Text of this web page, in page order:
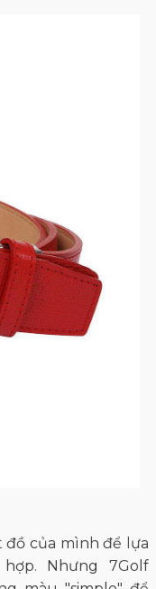
của mình để lựa
Nhưng 7Golf